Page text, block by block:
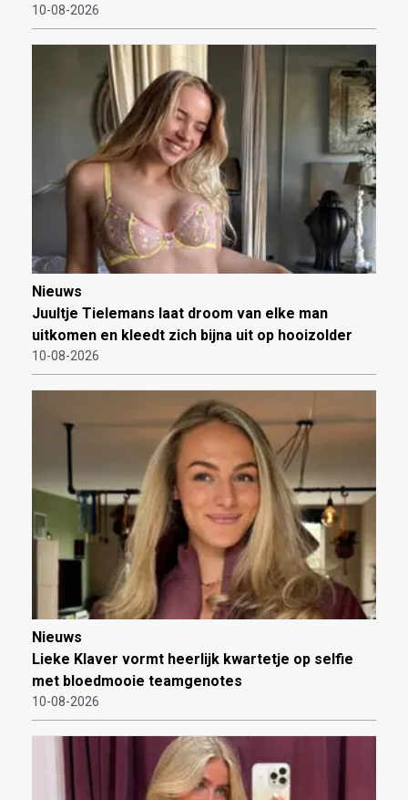
10-08-2026
Nieuws
Juultje Tielemans laat droom van elke man
uitkomen en kleedt zich bijna uit op hooizolder
10-08-2026
Nieuws
Lieke Klaver vormt heerlijk kwartetje op selfie
met bloedmooie teamgenotes
10-08-2026